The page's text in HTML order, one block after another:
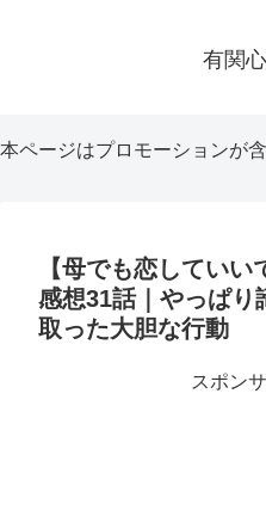
有関
本ページはプロモーションが
【母でも恋してい
感想31話｜やっぱ
取った大胆な行動
スポン